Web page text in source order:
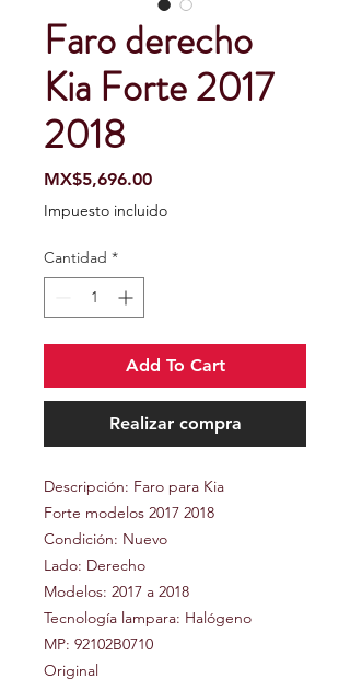
Faro derecho
Kia Forte 2017
2018
MX$5,696.00Precio
Impuesto incluido
Cantidad *
Add To Cart
Realizar compra
Descripción: Faro para Kia
Forte modelos 2017 2018
Condición: Nuevo
Lado: Derecho
Modelos: 2017 a 2018
Tecnología lampara: Halógeno
MP: 92102B0710
Original